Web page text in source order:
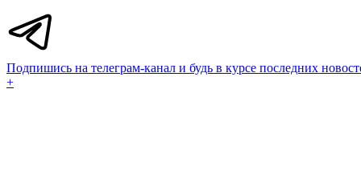
Подпишись на телеграм-канал и будь в курсе последних
+